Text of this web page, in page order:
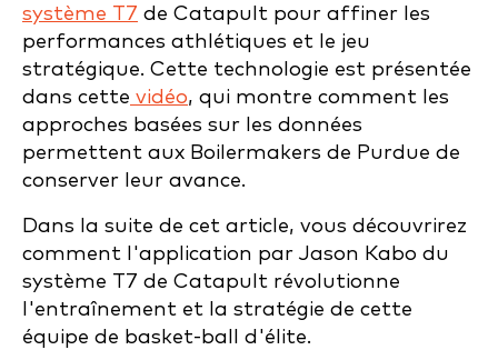
système T7 de Catapult pour affiner les
performances athlétiques et le jeu
stratégique. Cette technologie est présentée
dans cette vidéo, qui montre comment les
approches basées sur les données
permettent aux Boilermakers de Purdue de
conserver leur avance.
Dans la suite de cet article, vous découvrirez
comment l'application par Jason Kabo du
système T7 de Catapult révolutionne
l'entraînement et la stratégie de cette
équipe de basket-ball d'élite.